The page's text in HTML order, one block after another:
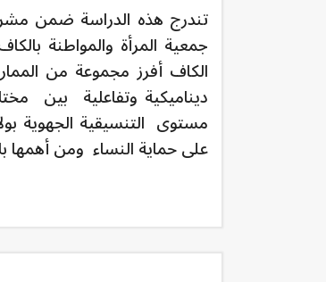
تندرج هذه الدراسة ضمن
جمعية المرأة والمواطنة
الكاف أفرز مجموعة من
ديناميكية وتفاعلية بين
مستوى التنسيقية الجهوية
على حماية النساء ومن أهمها